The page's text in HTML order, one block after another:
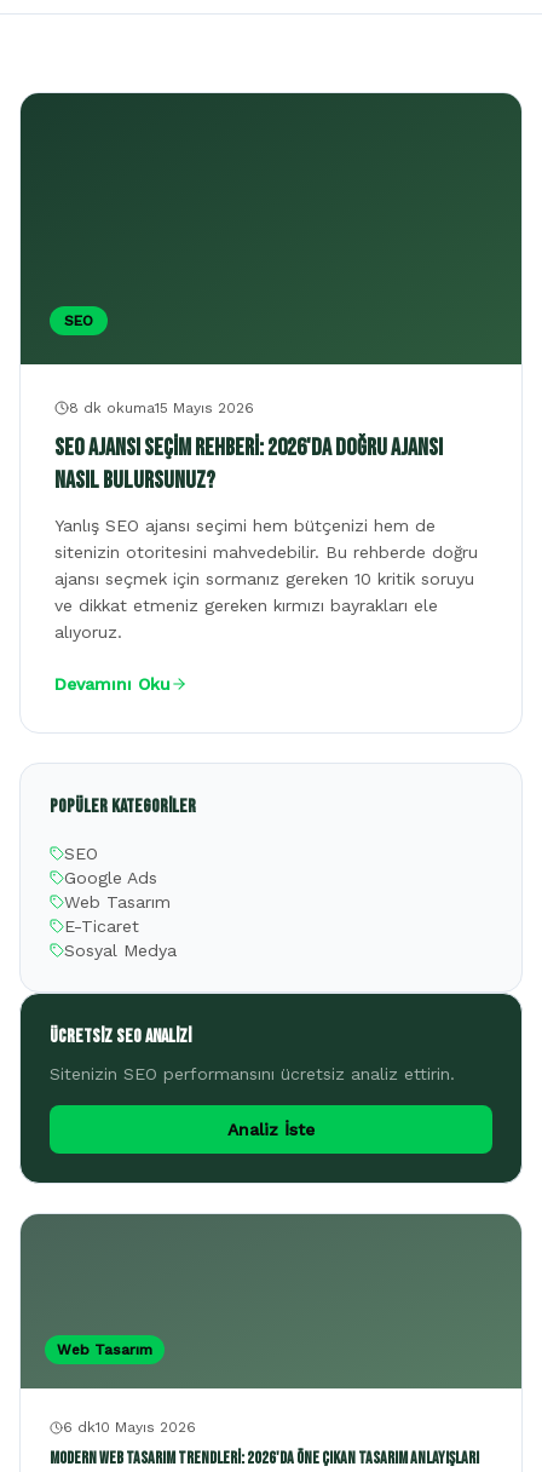
SEO
8 dk okuma15 Mayıs 2026
SEO Ajansı Seçim Rehberi: 2026'da Doğru Ajansı
Nasıl Bulursunuz?
Yanlış SEO ajansı seçimi hem bütçenizi hem de
sitenizin otoritesini mahvedebilir. Bu rehberde doğru
ajansı seçmek için sormanız gereken 10 kritik soruyu
ve dikkat etmeniz gereken kırmızı bayrakları ele
alıyoruz.
Devamını Oku
Popüler Kategoriler
SEO
Google Ads
Web Tasarım
E-Ticaret
Sosyal Medya
Ücretsiz SEO Analizi
Sitenizin SEO performansını ücretsiz analiz ettirin.
Analiz İste
Web Tasarım
6 dk10 Mayıs 2026
Modern Web Tasarım Trendleri: 2026'da Öne Çıkan Tasarım Anlayışları